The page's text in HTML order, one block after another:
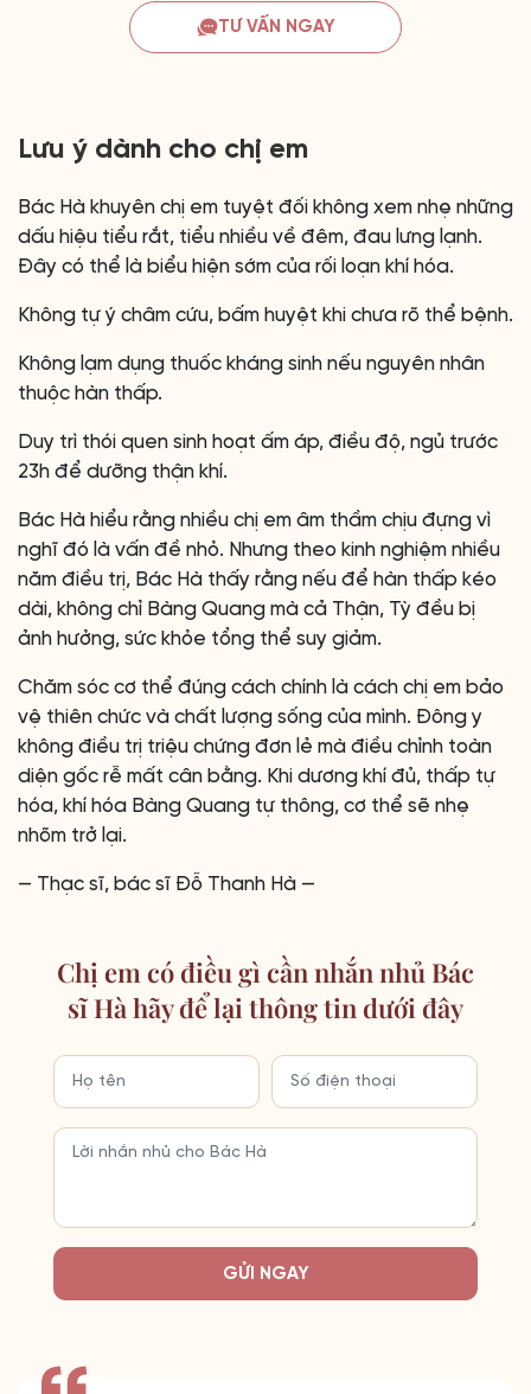
TƯ VẤN NGAY
Lưu ý dành cho chị em
Bác Hà khuyên chị em tuyệt đối không xem nhẹ những
dấu hiệu tiểu rắt, tiểu nhiều về đêm, đau lưng lạnh.
Đây có thể là biểu hiện sớm của rối loạn khí hóa.
Không tự ý châm cứu, bấm huyệt khi chưa rõ thể bệnh.
Không lạm dụng thuốc kháng sinh nếu nguyên nhân
thuộc hàn thấp.
Duy trì thói quen sinh hoạt ấm áp, điều độ, ngủ trước
23h để dưỡng thận khí.
Bác Hà hiểu rằng nhiều chị em âm thầm chịu đựng vì
nghĩ đó là vấn đề nhỏ. Nhưng theo kinh nghiệm nhiều
năm điều trị, Bác Hà thấy rằng nếu để hàn thấp kéo
dài, không chỉ Bàng Quang mà cả Thận, Tỳ đều bị
ảnh hưởng, sức khỏe tổng thể suy giảm.
Chăm sóc cơ thể đúng cách chính là cách chị em bảo
vệ thiên chức và chất lượng sống của mình. Đông y
không điều trị triệu chứng đơn lẻ mà điều chỉnh toàn
diện gốc rễ mất cân bằng. Khi dương khí đủ, thấp tự
hóa, khí hóa Bàng Quang tự thông, cơ thể sẽ nhẹ
nhõm trở lại.
— Thạc sĩ, bác sĩ Đỗ Thanh Hà —
Chị em có điều gì cần nhắn nhủ Bác
sĩ Hà hãy để lại thông tin dưới đây
GỬI NGAY